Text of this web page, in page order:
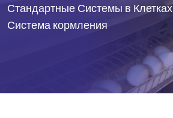
Стандартные Системы в Клетках
Система кормления